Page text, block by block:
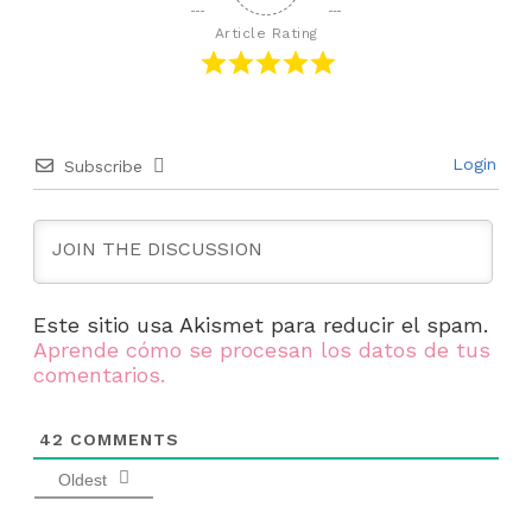
Article Rating
Subscribe Login
Este sitio usa Akismet para reducir el spam.
Aprende cómo se procesan los datos de tus
comentarios.
42 COMMENTS
Oldest